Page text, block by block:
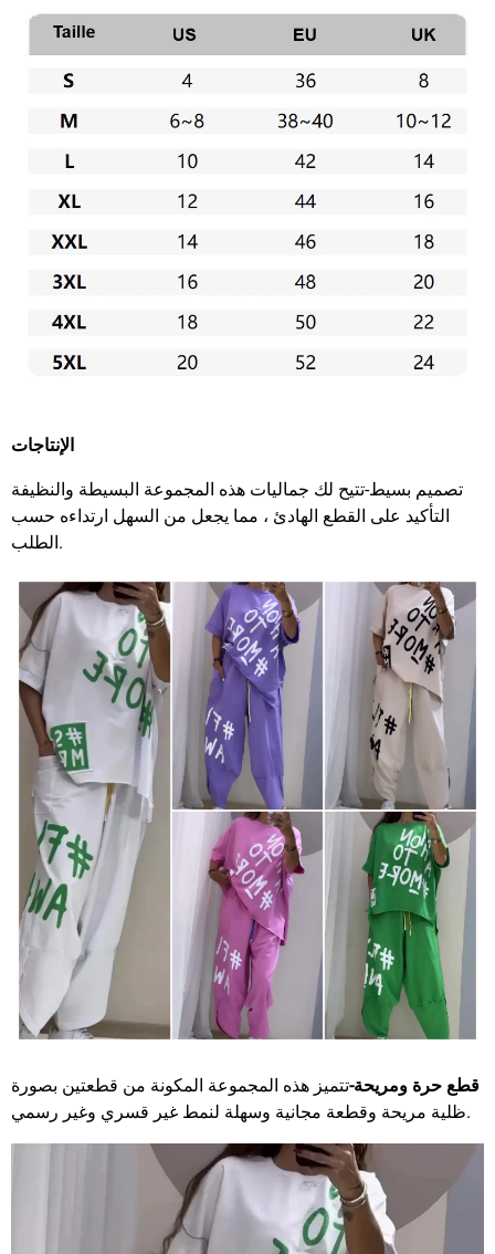
الإنتاجات
تصميم بسيط-تتيح لك جماليات هذه المجموعة البسيطة والنظيفة
التأكيد على القطع الهادئ ، مما يجعل من السهل ارتداءه حسب
الطلب.
قطع حرة ومريحة-تتميز هذه المجموعة المكونة من قطعتين بصورة
ظلية مريحة وقطعة مجانية وسهلة لنمط غير قسري وغير رسمي.